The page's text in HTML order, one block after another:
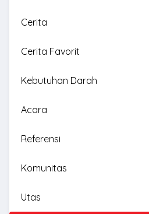
Cerita
Cerita Favorit
Kebutuhan Darah
Acara
Referensi
Komunitas
Utas